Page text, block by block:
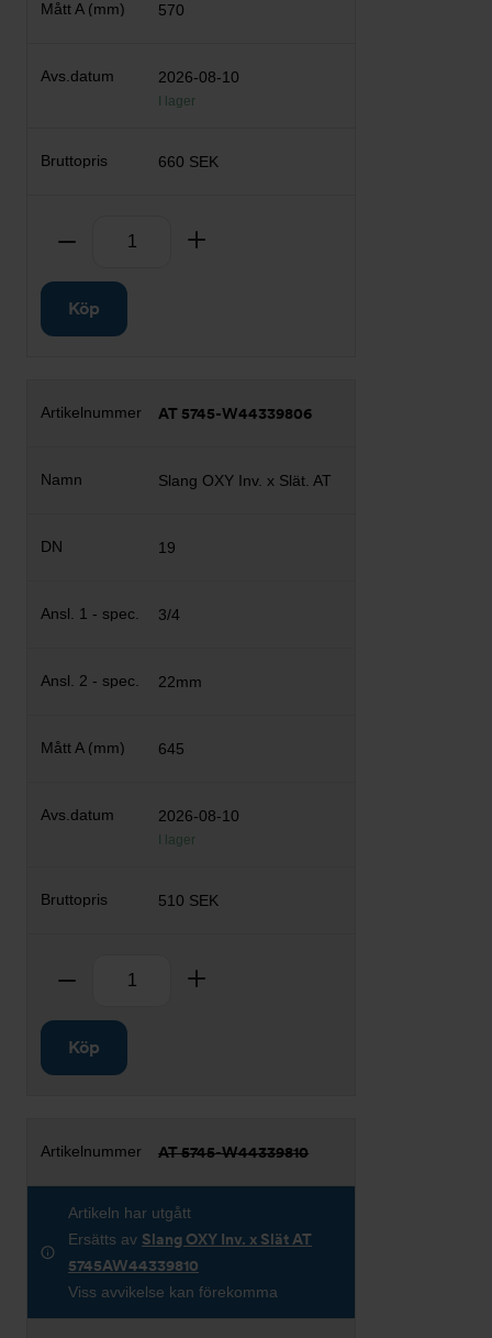
570
2026-08-10
I lager
660 SEK
Ta bort
Köp
AT 5745-W44339806
Slang OXY Inv. x Slät. AT
19
3/4
22mm
645
2026-08-10
I lager
510 SEK
Ta bort
Köp
AT 5745-W44339810
Artikeln har utgått
Ersätts av Slang OXY Inv. x Slät AT
5745AW44339810
Viss avvikelse kan förekomma